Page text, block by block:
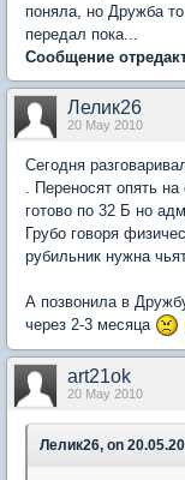
поняла, но Дружба
передал пока...
Сообщение
Лелик26
20 May 2010
Сегодня
. Переносят опять
готово по 32 Б но
Грубо говоря
рубильник нужна
А позвонила в
через 2-3 месяца
art21ok
20 May 2010
Лелик26, on